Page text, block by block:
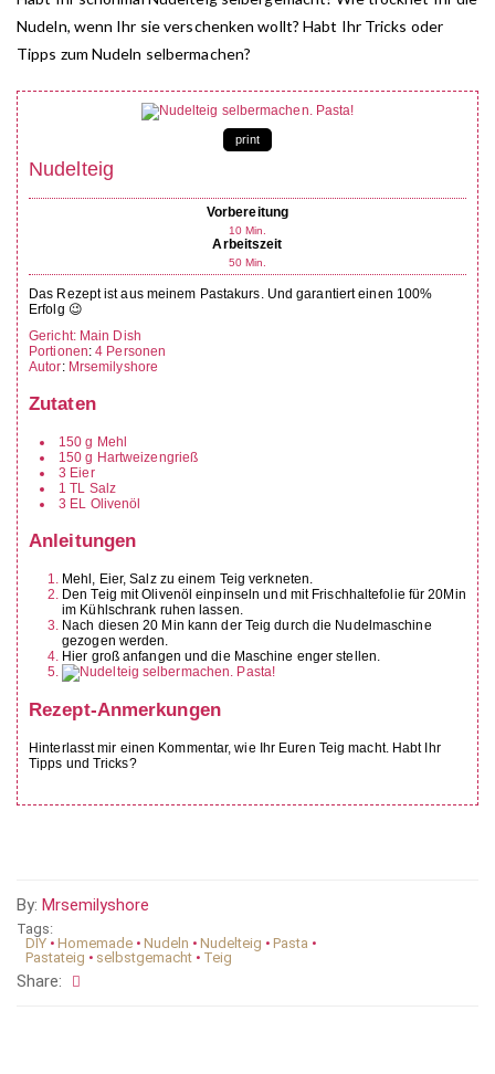
Nudeln, wenn Ihr sie verschenken wollt? Habt Ihr Tricks oder
Tipps zum Nudeln selbermachen?
print
Nudelteig
Vorbereitung
10 Min.
Arbeitszeit
50 Min.
Das Rezept ist aus meinem Pastakurs. Und garantiert einen 100%
Erfolg 😉
Gericht: Main Dish
Portionen:4 Personen
Autor: Mrsemilyshore
Zutaten
150 g Mehl
150 g Hartweizengrieß
3 Eier
1 TL Salz
3 EL Olivenöl
Anleitungen
Mehl, Eier, Salz zu einem Teig verkneten.
Den Teig mit Olivenöl einpinseln und mit Frischhaltefolie für 20Min
im Kühlschrank ruhen lassen.
Nach diesen 20 Min kann der Teig durch die Nudelmaschine
gezogen werden.
Hier groß anfangen und die Maschine enger stellen.
Rezept-Anmerkungen
Hinterlasst mir einen Kommentar, wie Ihr Euren Teig macht. Habt Ihr
Tipps und Tricks?
By: Mrsemilyshore
Tags:
DIY • Homemade • Nudeln • Nudelteig • Pasta •
Pastateig • selbstgemacht • Teig
Share: